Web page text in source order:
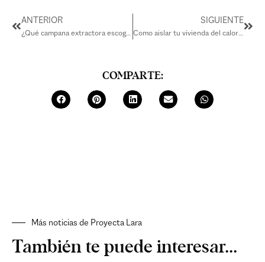
ANTERIOR
¿Qué campana extractora escoger?
SIGUIENTE
Como aislar tu vivienda del calor este verano
COMPARTE:
Más noticias de Proyecta Lara
También te puede interesar...